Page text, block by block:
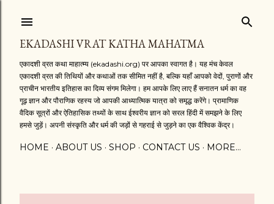
EKADASHI VRAT KATHA MAHATMA
एकादशी व्रत कथा माहात्म्य (ekadashi.org) पर आपका स्वागत है। यह मंच केवल
एकादशी व्रत की तिथियों और कथाओं तक सीमित नहीं है, बल्कि यहाँ आपको वेदों, पुराणों और
प्राचीन भारतीय इतिहास का दिव्य संगम मिलेगा। हम आपके लिए लाए हैं सनातन धर्म का वह
गूढ़ ज्ञान और पौराणिक रहस्य जो आपकी आध्यात्मिक यात्रा को समृद्ध करेंगे। प्रामाणिक
वैदिक सूत्रों और ऐतिहासिक तथ्यों के साथ ईश्वरीय ज्ञान को सरल हिंदी में समझने के लिए
हमसे जुड़ें। अपनी संस्कृति और धर्म की जड़ों से गहराई से जुड़ने का एक वैश्विक केंद्र।
HOME ABOUT US SHOP CONTACT US MORE…